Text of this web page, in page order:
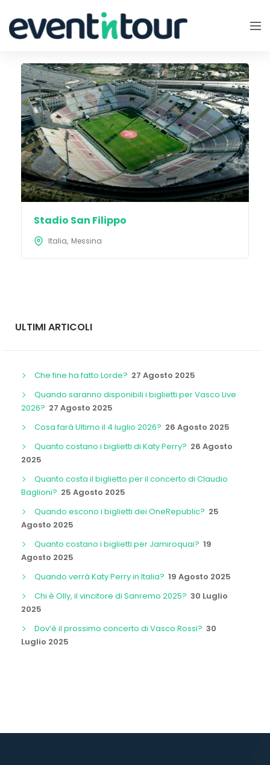
Stadio San Filippo
Italia Messina
ULTIMI ARTICOLI
Che fine ha fatto Lorde? 27 Agosto 2025
Quando saranno disponibili i biglietti per Vasco Live
2026? 27 Agosto 2025
Cosa farà Ultimo il 4 luglio 2026? 26 Agosto 2025
Quanto costano i biglietti di Katy Perry? 26 Agosto
2025
Quanto costa il biglietto per il concerto di Claudio
Baglioni? 25 Agosto 2025
Quando escono i biglietti dei OneRepublic? 25
Agosto 2025
Quanto costano i biglietti per Jamiroquai? 19
Agosto 2025
Quando verrà Katy Perry in Italia? 19 Agosto 2025
Chi è Olly, il vincitore di Sanremo 2025? 30 Luglio
2025
Dov’è il prossimo concerto di Vasco Rossi? 30
Luglio 2025